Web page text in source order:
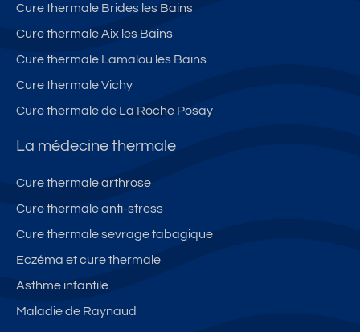
Cure thermale Brides les Bains
Cure thermale Aix les Bains
Cure thermale Lamalou les Bains
Cure thermale Vichy
Cure thermale de La Roche Posay
La médecine thermale
Cure thermale arthrose
Cure thermale anti-stress
Cure thermale sevrage tabagique
Eczéma et cure thermale
Asthme infantile
Maladie de Raynaud